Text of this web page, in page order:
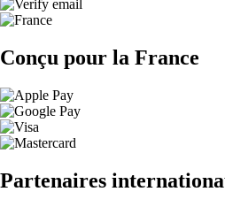
Conçu pour la France
Partenaires